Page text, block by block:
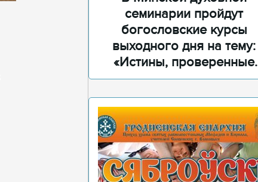
семинарии пройдут
богословские курсы
выходного дня на тему:
«Истины, проверенные
временем»